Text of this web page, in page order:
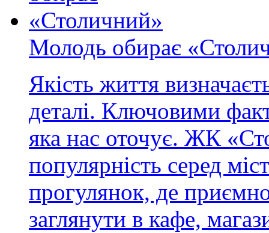
Молодь обирає
Якість життя
деталі. Ключовими
яка нас оточує. ЖК
популярність серед
прогулянок, де
заглянути в кафе,